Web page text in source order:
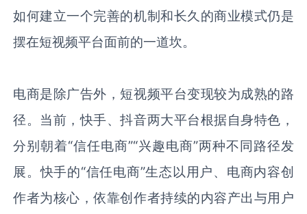
如何建立一个完善的机制和长久的商业模式仍是
摆在短视频平台面前的一道坎。
电商是除广告外，短视频平台变现较为成熟的路
径。当前，快手、抖音两大平台根据自身特色，
分别朝着“信任电商”“兴趣电商”两种不同路径发
展。快手的“信任电商”生态以用户、电商内容创
作者为核心，依靠创作者持续的内容产出与用户